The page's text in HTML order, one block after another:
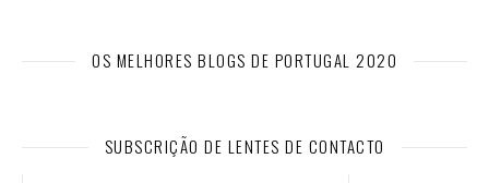
OS MELHORES BLOGS DE PORTUGAL 2020
SUBSCRIÇÃO DE LENTES DE CONTACTO